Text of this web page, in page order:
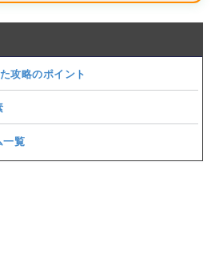
攻略のポイント
一覧